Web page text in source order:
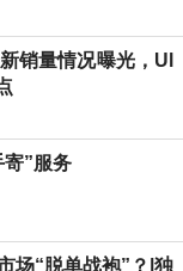
销量情况曝光，Ul
”服务
场“脱单战袍”？|独